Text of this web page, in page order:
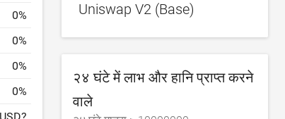
0%
0%
0%
0%
Uniswap V2 (Base)
२४ घंटे में लाभ और हानि प्राप्त करने
वाले